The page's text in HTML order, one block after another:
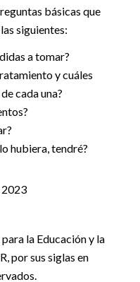
básicas que
siguientes:
a tomar?
y cuáles
cada una?
hubiera, tendré?
la Educación y la
por sus siglas en